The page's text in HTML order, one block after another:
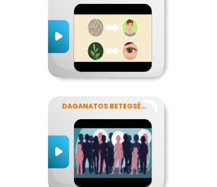
DAGANATOS BETEGSÉGEK